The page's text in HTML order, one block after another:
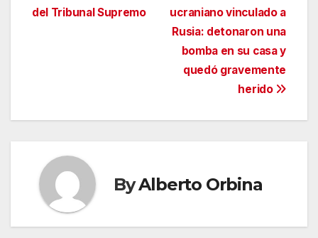
de
ucraniano vinculado a
Rusia: detonaron una
bomba en su casa y
quedó gravemente
herido
del Tribunal Supremo
ByAlberto Orbina